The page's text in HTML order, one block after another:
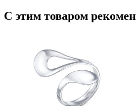
С этим товаром